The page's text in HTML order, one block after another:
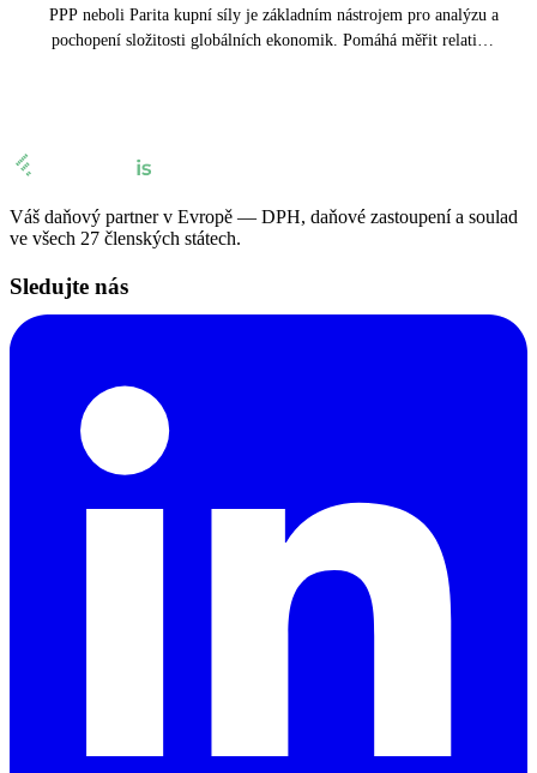
Daňový zástupce pro Amazon s Eurofiscalis
🇸🇪 Švédsko
PPP neboli Parita kupní síly je základním nástrojem pro analýzu a
pochopení složitosti globálních ekonomik. Pomáhá měřit relativní
Váš daňový partner v Evropě — DPH, daňové zastoupení a soulad
ve všech 27 členských státech.
Sledujte nás